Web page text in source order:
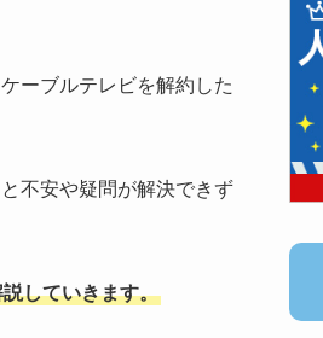
ーブルテレビを解約した
と不安や疑問が解決できず
していきます。